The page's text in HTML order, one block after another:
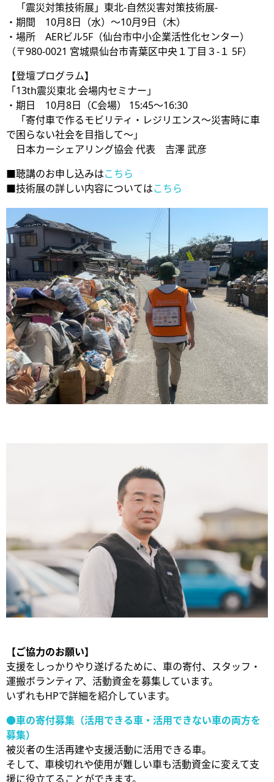
「震災対策技術展」東北-自然災害対策技術展-
・期間 10月8日（水）～10月9日（木）
・場所 AERビル5F（仙台市中小企業活性化センター）
（〒980-0021 宮城県仙台市青葉区中央１丁目３-１ 5F）
【登壇プログラム】
「13th震災東北 会場内セミナー」
・期日 10月8日（C会場） 15:45～16:30
「寄付車で作るモビリティ・レジリエンス～災害時に車
で困らない社会を目指して～」
日本カーシェアリング協会 代表 吉澤 武彦
■聴講のお申し込みはこちら
■技術展の詳しい内容についてはこちら
【ご協力のお願い】
支援をしっかりやり遂げるために、車の寄付、スタッフ・
運搬ボランティア、活動資金を募集しています。
いずれもHPで詳細を紹介しています。
●車の寄付募集（活用できる車・活用できない車の両方を
募集）
被災者の生活再建や支援活動に活用できる車。
そして、車検切れや使用が難しい車も活動資金に変えて支
援に役立てることができます。